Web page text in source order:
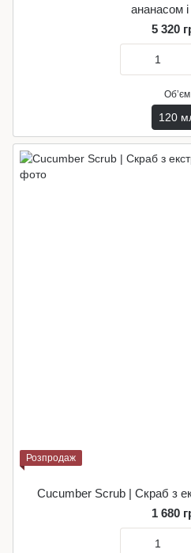
ананасом
5 320
Обʼєм
120
Розпродаж
Cucumber Scrub | Скраб з
1 680